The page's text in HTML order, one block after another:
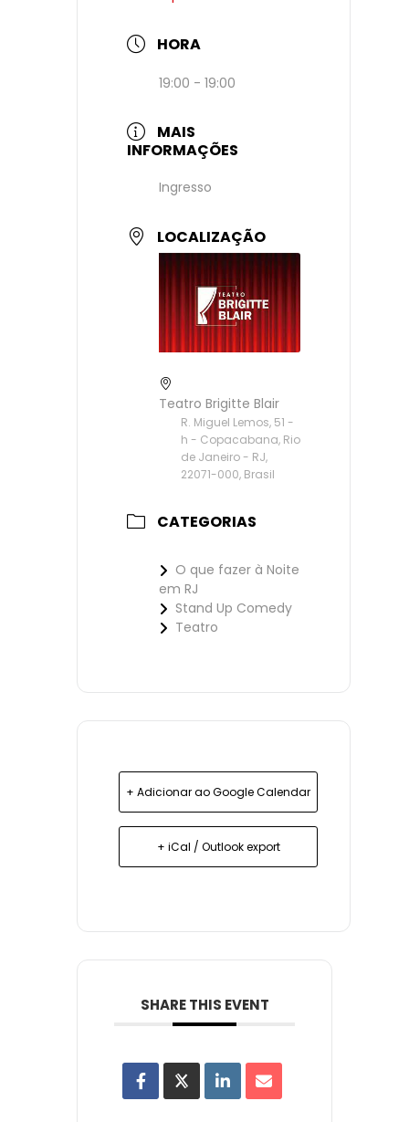
HORA
19:00 - 19:00
MAIS
INFORMAÇÕES
Ingresso
LOCALIZAÇÃO
Teatro Brigitte Blair
R. Miguel Lemos, 51 -
h - Copacabana, Rio
de Janeiro - RJ,
22071-000, Brasil
CATEGORIAS
O que fazer à Noite
em RJ
Stand Up Comedy
Teatro
+ Adicionar ao Google Calendar
+ iCal / Outlook export
SHARE THIS EVENT